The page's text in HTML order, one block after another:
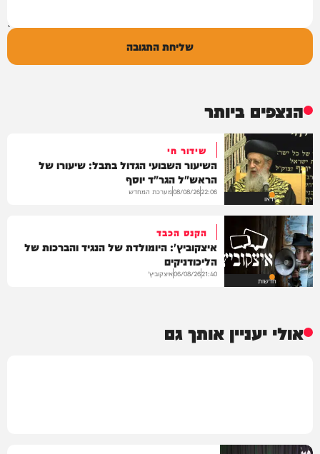
שליחת התגובה
הנצפים ביותר
וידאו
שידור חי
השיעור השבועי הגדול בתבל: שיעורו של
הראש"ל הגר"ד יוסף
22:06
08/08/26מערכת המחדש
חדשות
הקנס הכבד
איצקוביץ': היומולדת של הנגיד והברכות של
הליכודניקים
21:40
06/08/26איצקוביץ'
אולי יעניין אותך גם